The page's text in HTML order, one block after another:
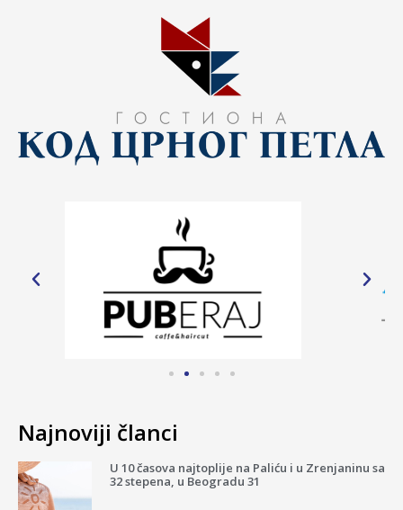
Najnoviji članci
U 10 časova najtoplije na Paliću i u Zrenjaninu sa
32 stepena, u Beogradu 31